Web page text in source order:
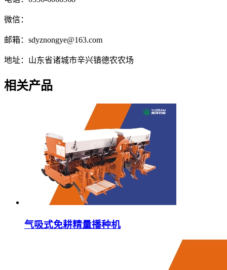
微信：
邮箱：sdyznongye@163.com
地址：山东省诸城市辛兴镇德农农场
相关产品
气吸式免耕精量播种机